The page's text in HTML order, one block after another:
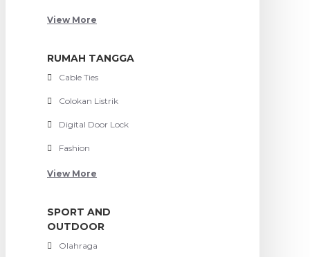
View More
RUMAH TANGGA
Cable Ties
Colokan Listrik
Digital Door Lock
Fashion
View More
SPORT AND
OUTDOOR
Olahraga